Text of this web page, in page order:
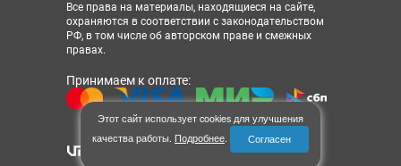
Все права на материалы, находящиеся на сайте,
охраняются в соответствии с законодательством
РФ, в том числе об авторском праве и смежных
правах.
Принимаем к оплате:
Этот сайт использует cookies для улучшения
качества работы. Подробнее. Согласен